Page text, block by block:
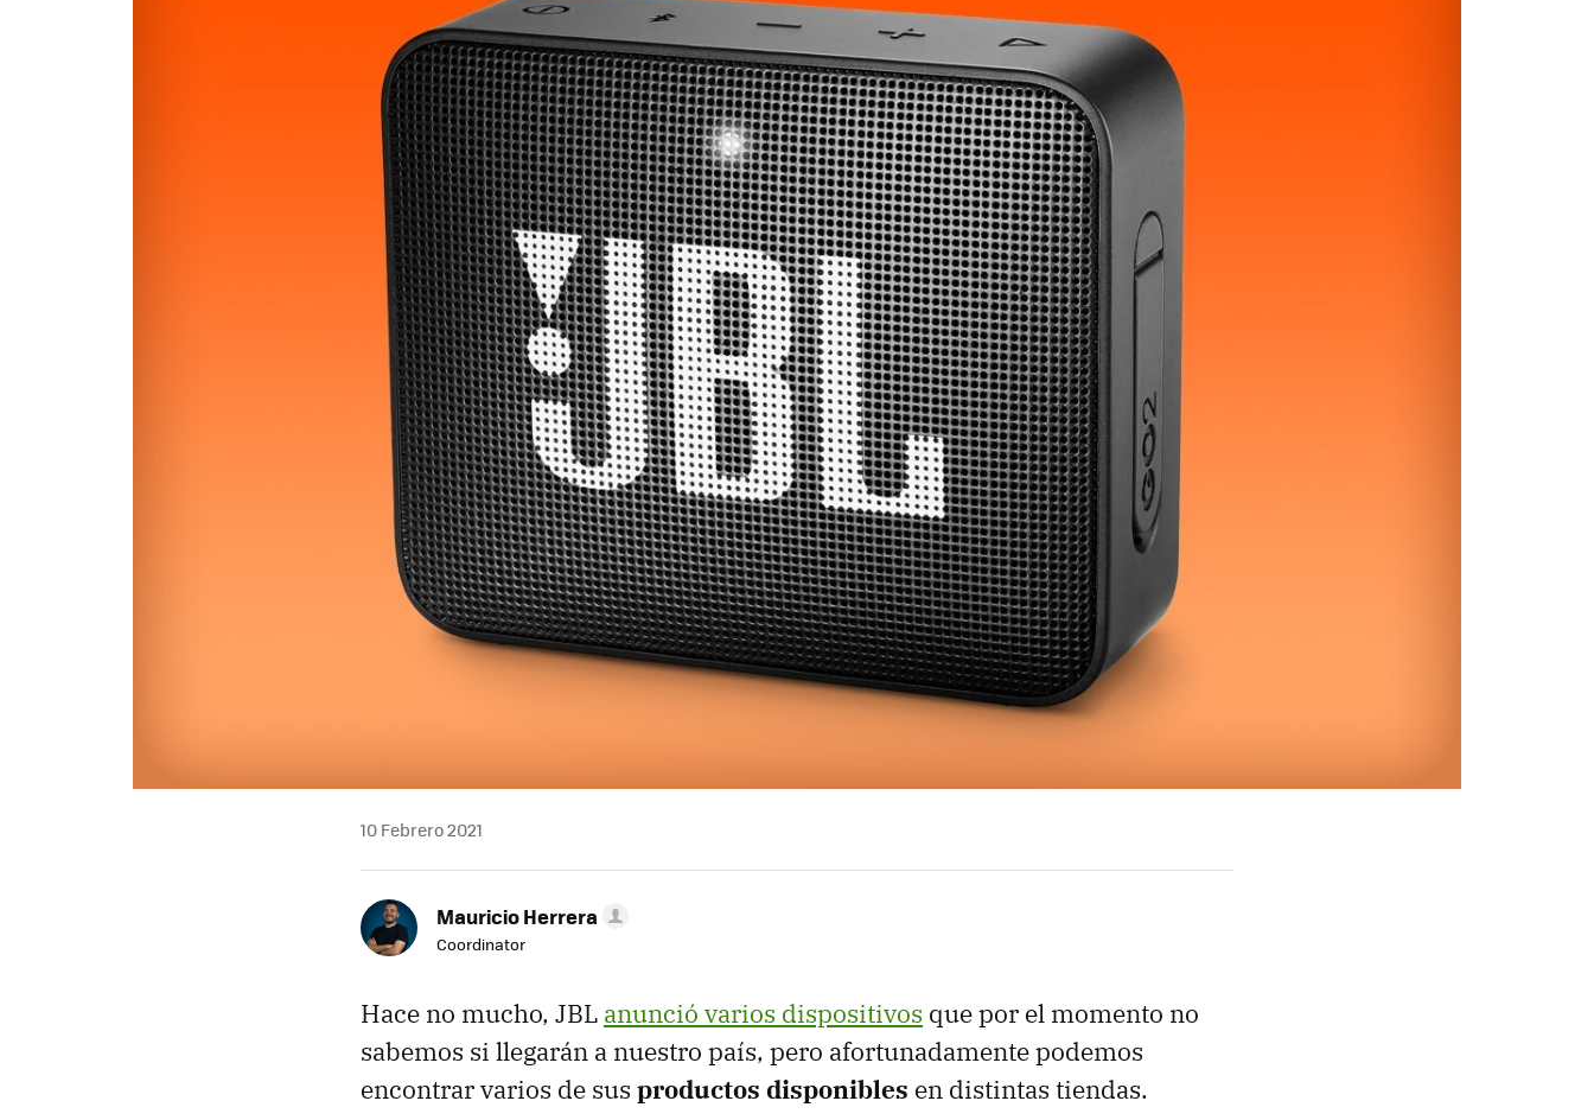
10 Febrero 2021
Mauricio Herrera
Coordinator
Hace no mucho, JBL anunció varios dispositivos que por el momento no
sabemos si llegarán a nuestro país, pero afortunadamente podemos
encontrar varios de sus productos disponibles en distintas tiendas.